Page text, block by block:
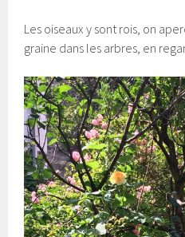
Les oiseaux y sont rois, on
graine dans les arbres, en